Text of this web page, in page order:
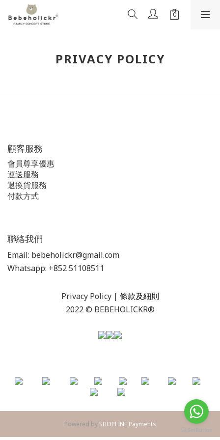
PRIVACY POLICY
顧客服務
會員尊享優惠
運送服務
退換貨服務
付款方式
聯絡我們
Email: bebeholickr@gmail.com
Whatsapp: +852 51108511
Privacy Policy| 條款及細則
2022 © BEBEHOLICKR®
Powered by SHOPLINE Payments